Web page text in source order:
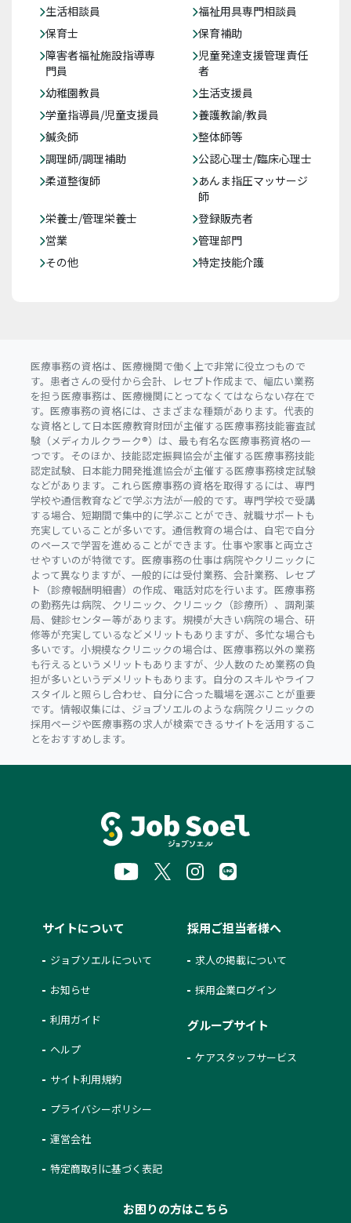
生活相談員
福祉用具専門相談員
保育士
保育補助
障害者福祉施設指導専
門員
児童発達支援管理責任
者
幼稚園教員
生活支援員
学童指導員/児童支援員
養護教諭/教員
鍼灸師
整体師等
調理師/調理補助
公認心理士/臨床心理士
柔道整復師
あんま指圧マッサージ
師
栄養士/管理栄養士
登録販売者
営業
管理部門
その他
特定技能介護
医療事務の資格は、医療機関で働く上で非常に役立つもので
す。患者さんの受付から会計、レセプト作成まで、幅広い業務
を担う医療事務は、医療機関にとってなくてはならない存在で
す。医療事務の資格には、さまざまな種類があります。代表的
な資格として日本医療教育財団が主催する医療事務技能審査試
験（メディカルクラーク®）は、最も有名な医療事務資格の一
つです。そのほか、技能認定振興協会が主催する医療事務技能
認定試験、日本能力開発推進協会が主催する医療事務検定試験
などがあります。これら医療事務の資格を取得するには、専門
学校や通信教育などで学ぶ方法が一般的です。専門学校で受講
する場合、短期間で集中的に学ぶことができ、就職サポートも
充実していることが多いです。通信教育の場合は、自宅で自分
のペースで学習を進めることができます。仕事や家事と両立さ
せやすいのが特徴です。医療事務の仕事は病院やクリニックに
よって異なりますが、一般的には受付業務、会計業務、レセプ
ト（診療報酬明細書）の作成、電話対応を行います。医療事務
の勤務先は病院、クリニック、クリニック（診療所）、調剤薬
局、健診センター等があります。規模が大きい病院の場合、研
修等が充実しているなどメリットもありますが、多忙な場合も
多いです。小規模なクリニックの場合は、医療事務以外の業務
も行えるというメリットもありますが、少人数のため業務の負
担が多いというデメリットもあります。自分のスキルやライフ
スタイルと照らし合わせ、自分に合った職場を選ぶことが重要
です。情報収集には、ジョブソエルのような病院クリニックの
採用ページや医療事務の求人が検索できるサイトを活用するこ
とをおすすめします。
サイトについて
ジョブソエルについて
お知らせ
利用ガイド
ヘルプ
サイト利用規約
プライバシーポリシー
運営会社
特定商取引に基づく表記
採用ご担当者様へ
求人の掲載について
採用企業ログイン
グループサイト
ケアスタッフサービス
お困りの方はこちら